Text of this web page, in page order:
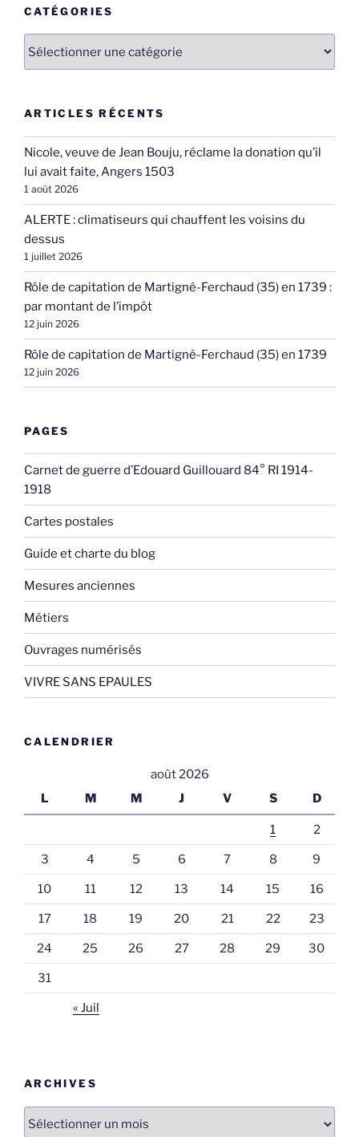
CATÉGORIES
ARTICLES RÉCENTS
Nicole, veuve de Jean Bouju, réclame la donation qu’il
lui avait faite, Angers 1503
1 août 2026
ALERTE : climatiseurs qui chauffent les voisins du
dessus
1 juillet 2026
Rôle de capitation de Martigné-Ferchaud (35) en 1739 :
par montant de l’impôt
12 juin 2026
Rôle de capitation de Martigné-Ferchaud (35) en 1739
12 juin 2026
PAGES
Carnet de guerre d’Edouard Guillouard 84° RI 1914-
1918
Cartes postales
Guide et charte du blog
Mesures anciennes
Métiers
Ouvrages numérisés
VIVRE SANS EPAULES
CALENDRIER
août 2026
L
M M J V S D
1 2
3 4 5 6 7 8 9
10 11 12 13 14 15 16
17 18 19 20 21 22 23
24 25 26 27 28 29 30
31
« Juil
ARCHIVES
Archives